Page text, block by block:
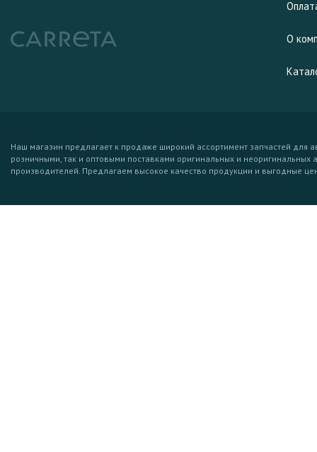
О
Наш магазин предлагает к продаже широкий ассортимент запчастей для
розничными, так и оптовыми поставками оригинальных и неоригинальных
производителей. Предлагаем высокое качество продукции и выгодные